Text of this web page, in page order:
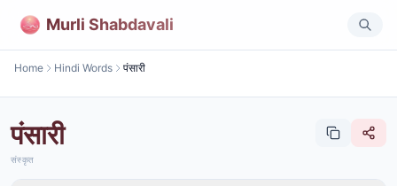
Murli Shabdavali
Home Hindi Words पंसारी
पंसारी
संस्कृत